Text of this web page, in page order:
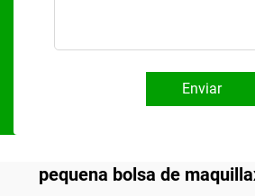
Enviar
pequena bolsa de